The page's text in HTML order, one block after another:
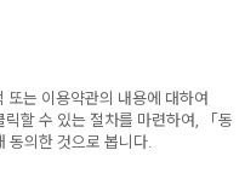
또는 이용약관의 내용에 대하여
할 수 있는 절차를 마련하여, 「동
동의한 것으로 봅니다.